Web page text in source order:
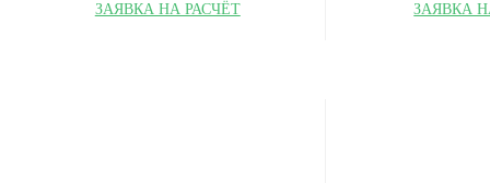
ЗАЯВКА НА РАСЧЁТ ЗАЯВКА